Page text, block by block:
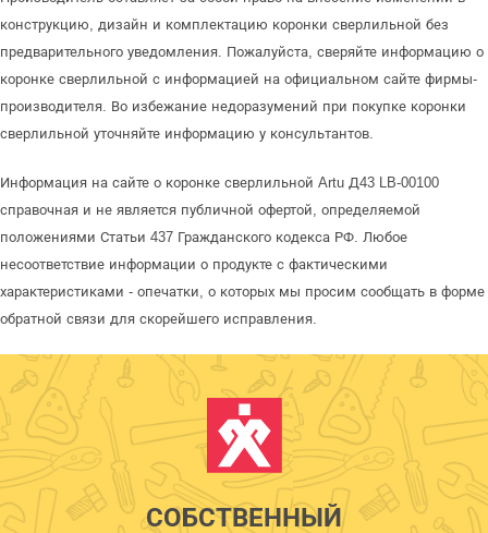
конструкцию, дизайн и комплектацию коронки сверлильной без
предварительного уведомления. Пожалуйста, сверяйте информацию о
коронке сверлильной с информацией на официальном сайте фирмы-
производителя. Во избежание недоразумений при покупке коронки
сверлильной уточняйте информацию у консультантов.
Информация на сайте о коронке сверлильной Artu Д43 LB-00100
справочная и не является публичной офертой, определяемой
положениями Статьи 437 Гражданского кодекса РФ. Любое
несоответствие информации о продукте с фактическими
характеристиками - опечатки, о которых мы просим сообщать в форме
обратной связи для скорейшего исправления.
СОБСТВЕННЫЙ